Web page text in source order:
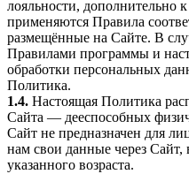
лояльности, дополнительно
применяются Правила
размещённые на Сайте. В
Правилами программы и
обработки персональных
Политика.
1.4. Настоящая Политика
Сайта — дееспособных
Сайт не предназначен для
нам свои данные через Сайт,
указанного возраста.